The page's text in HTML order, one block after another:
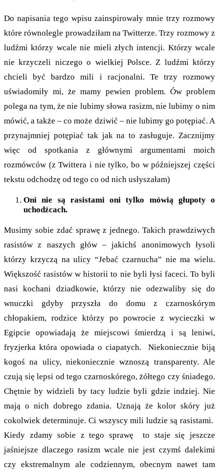
Do napisania tego wpisu zainspirowały mnie trzy rozmowy
które równolegle prowadziłam na Twitterze. Trzy rozmowy z
ludźmi którzy wcale nie mieli złych intencji. Którzy wcale
nie krzyczeli niczego o wielkiej Polsce. Z ludźmi którzy
chcieli być bardzo mili i racjonalni. Te trzy rozmowy
uświadomiły mi, że mamy pewien problem. Ów problem
polega na tym, że nie lubimy słowa rasizm, nie lubimy o nim
mówić, a także – co może dziwić – nie lubimy go potępiać. A
przynajmniej potępiać tak jak na to zasługuje. Zacznijmy
więc od spotkania z głównymi argumentami moich
rozmówców (z Twittera i nie tylko, bo w późniejszej części
tekstu odchodzę od tego co od nich usłyszałam)
Oni nie są rasistami oni tylko mówią głupoty o
uchodźcach.
Musimy sobie zdać sprawę z jednego. Takich prawdziwych
rasistów z naszych głów – jakichś anonimowych łysoli
którzy krzyczą na ulicy “Jebać czarnucha” nie ma wielu.
Większość rasistów w historii to nie byli łysi faceci. To byli
nasi kochani dziadkowie, którzy nie odezwaliby się do
wnuczki gdyby przyszła do domu z czarnoskórym
chłopakiem, rodzice którzy po powrocie z wycieczki w
Egipcie opowiadają że miejscowi śmierdzą i są leniwi,
fryzjerka która opowiada o ciapatych. Niekoniecznie biją
kogoś na ulicy, niekoniecznie wznoszą transparenty. Ale
czują się lepsi od tego czarnoskórego, żółtego czy śniadego.
Chętnie by widzieli by tacy ludzie byli gdzie indziej. Nie
mają o nich dobrego zdania. Uznają że kolor skóry już
cokolwiek determinuje. Ci wszyscy mili ludzie są rasistami.
Kiedy zdamy sobie z tego sprawę to staje się jeszcze
jaśniejsze dlaczego rasizm wcale nie jest czymś dalekimi
czy ekstremalnym ale codziennym, obecnym nawet tam